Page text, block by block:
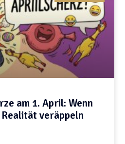
am 1. April: Wenn
veräppeln